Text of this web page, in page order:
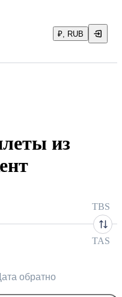
₽, RUB
из
TBS
TAS
обратно